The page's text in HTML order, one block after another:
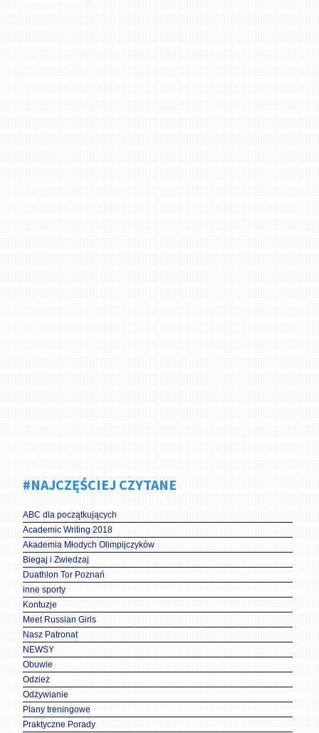
#NAJCZĘŚCIEJ CZYTANE
ABC dla początkujących
Academic Writing 2018
Akademia Młodych Olimpijczyków
Biegaj i Zwiedzaj
Duathlon Tor Poznań
inne sporty
Kontuzje
Meet Russian Girls
Nasz Patronat
NEWSY
Obuwie
Odzież
Odżywianie
Plany treningowe
Praktyczne Porady